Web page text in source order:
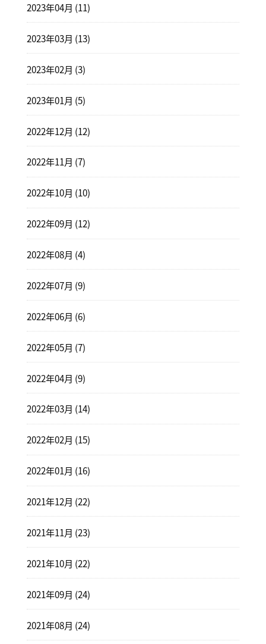
2023年04月 (11)
2023年03月 (13)
2023年02月 (3)
2023年01月 (5)
2022年12月 (12)
2022年11月 (7)
2022年10月 (10)
2022年09月 (12)
2022年08月 (4)
2022年07月 (9)
2022年06月 (6)
2022年05月 (7)
2022年04月 (9)
2022年03月 (14)
2022年02月 (15)
2022年01月 (16)
2021年12月 (22)
2021年11月 (23)
2021年10月 (22)
2021年09月 (24)
2021年08月 (24)